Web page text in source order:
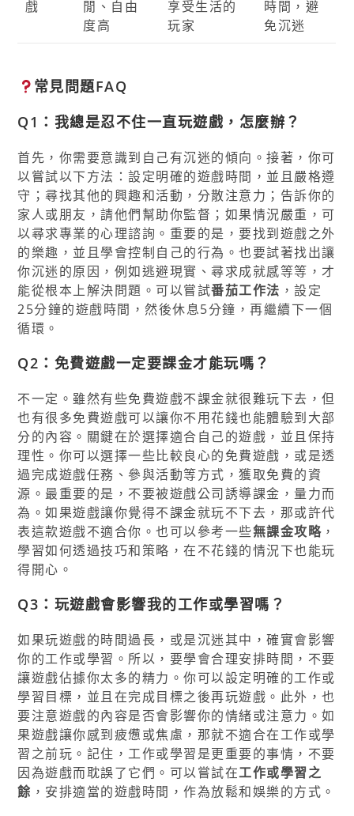
戲
閒、自由
度高
享受生活的
玩家
時間，避
免沉迷
常見問題FAQ
Q1：我總是忍不住一直玩遊戲，怎麼辦？
首先，你需要意識到自己有沉迷的傾向。接著，你可
以嘗試以下方法：設定明確的遊戲時間，並且嚴格遵
守；尋找其他的興趣和活動，分散注意力；告訴你的
家人或朋友，請他們幫助你監督；如果情況嚴重，可
以尋求專業的心理諮詢。重要的是，要找到遊戲之外
的樂趣，並且學會控制自己的行為。也要試著找出讓
你沉迷的原因，例如逃避現實、尋求成就感等等，才
能從根本上解決問題。可以嘗試番茄工作法 ，設定
25分鐘的遊戲時間，然後休息5分鐘，再繼續下一個
循環。
Q2：免費遊戲一定要課金才能玩嗎？
不一定。雖然有些免費遊戲不課金就很難玩下去，但
也有很多免費遊戲可以讓你不用花錢也能體驗到大部
分的內容。關鍵在於選擇適合自己的遊戲，並且保持
理性。你可以選擇一些比較良心的免費遊戲，或是透
過完成遊戲任務、參與活動等方式，獲取免費的資
源。最重要的是，不要被遊戲公司誘導課金，量力而
為。如果遊戲讓你覺得不課金就玩不下去，那或許代
表這款遊戲不適合你。也可以參考一些無課金攻略 ，
學習如何透過技巧和策略，在不花錢的情況下也能玩
得開心。
Q3：玩遊戲會影響我的工作或學習嗎？
如果玩遊戲的時間過長，或是沉迷其中，確實會影響
你的工作或學習。所以，要學會合理安排時間，不要
讓遊戲佔據你太多的精力。你可以設定明確的工作或
學習目標，並且在完成目標之後再玩遊戲。此外，也
要注意遊戲的內容是否會影響你的情緒或注意力。如
果遊戲讓你感到疲憊或焦慮，那就不適合在工作或學
習之前玩。記住，工作或學習是更重要的事情，不要
因為遊戲而耽誤了它們。可以嘗試在工作或學習之
餘 ，安排適當的遊戲時間，作為放鬆和娛樂的方式。